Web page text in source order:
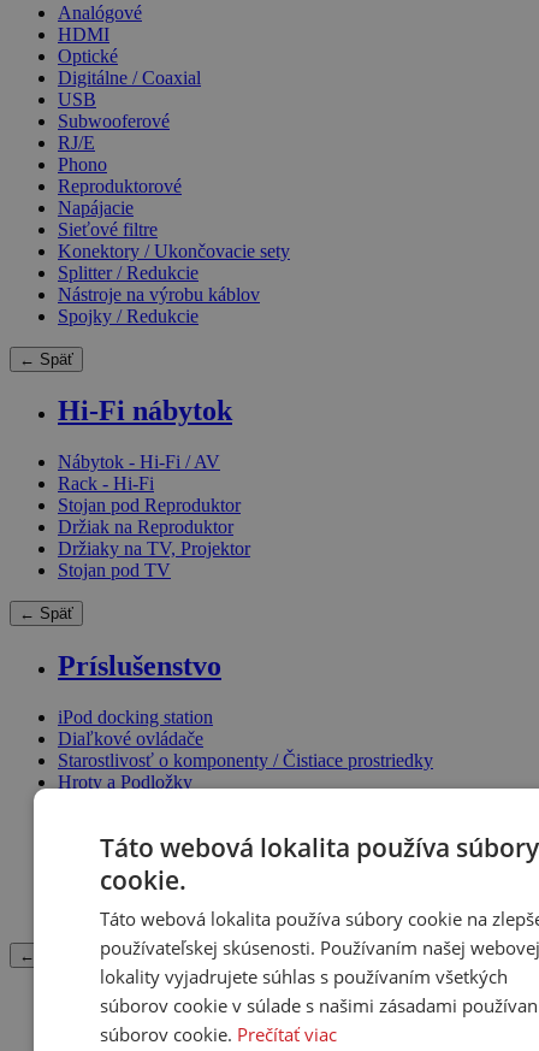
Analógové
HDMI
Optické
Digitálne / Coaxial
USB
Subwooferové
RJ/E
Phono
Reproduktorové
Napájacie
Sieťové filtre
Konektory / Ukončovacie sety
Splitter / Redukcie
Nástroje na výrobu káblov
Spojky / Redukcie
← Späť
Hi-Fi nábytok
Nábytok - Hi-Fi / AV
Rack - Hi-Fi
Stojan pod Reproduktor
Držiak na Reproduktor
Držiaky na TV, Projektor
Stojan pod TV
← Späť
Príslušenstvo
iPod docking station
Diaľkové ovládače
Starostlivosť o komponenty / Čistiace prostriedky
Hroty a Podložky
Elektrónky
Akustický absorbér
Kryt dizajnový
← Späť
Náhradné diely
Táto webová lokalita používa súbory
cookie.
Táto webová lokalita používa súbory cookie na
používateľskej skúsenosti. Používaním našej webovej
lokality vyjadrujete súhlas s používaním všetkých
súborov cookie v súlade s našimi zásadami
súborov cookie. Prečítať viac